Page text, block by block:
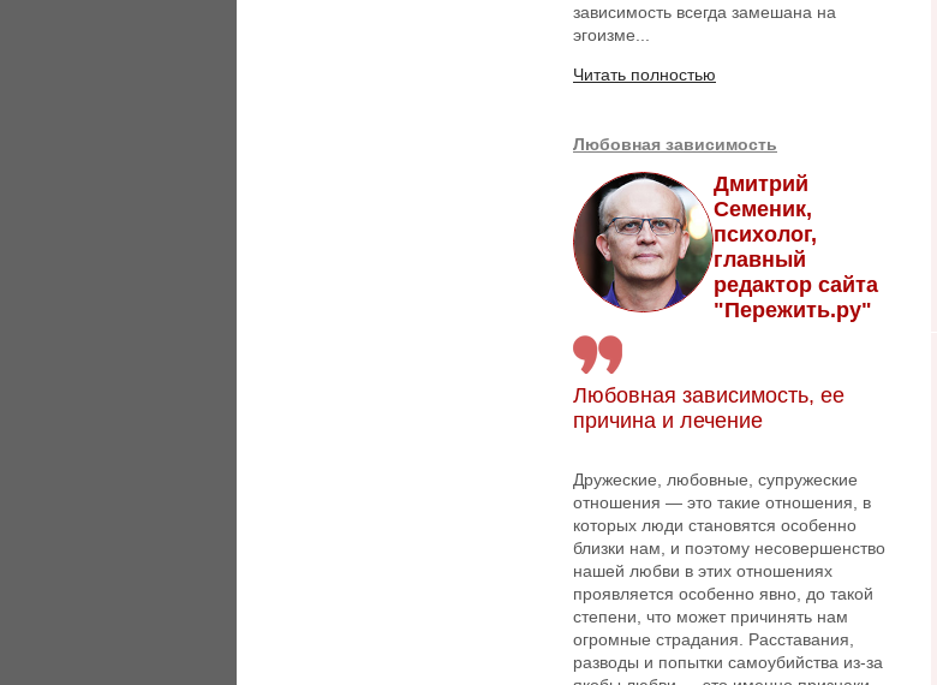
зависимость всегда замешана на
эгоизме...
Читать полностью
Любовная зависимость
Дмитрий
Семеник,
психолог,
главный
редактор сайта
"Пережить.ру"
Любовная зависимость, ее
причина и лечение
Дружеские, любовные, супружеские
отношения — это такие отношения, в
которых люди становятся особенно
близки нам, и поэтому несовершенство
нашей любви в этих отношениях
проявляется особенно явно, до такой
степени, что может причинять нам
огромные страдания. Расставания,
разводы и попытки самоубийства из-за